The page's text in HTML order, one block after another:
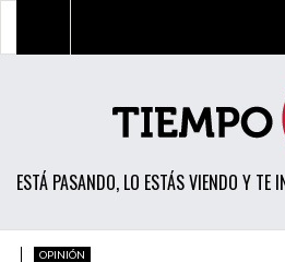
ESTÁ PASANDO, LO ESTÁS VIENDO Y TE
POLÍTICA
ECONOMÍA
OPINIÓN